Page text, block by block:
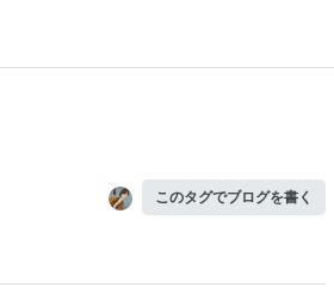
このタグでブログを書く